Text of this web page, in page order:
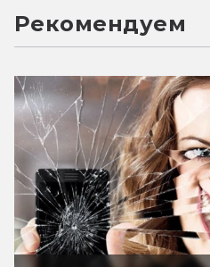
Рекомендуем